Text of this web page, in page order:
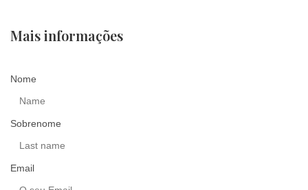
Mais informações
Nome
Sobrenome
Email